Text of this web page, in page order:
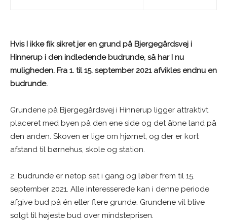
Hvis I ikke fik sikret jer en grund på Bjergegårdsvej i
Hinnerup i den indledende budrunde, så har I nu
muligheden. Fra 1. til 15. september 2021 afvikles endnu en
budrunde.
Grundene på Bjergegårdsvej i Hinnerup ligger attraktivt
placeret med byen på den ene side og det åbne land på
den anden. Skoven er lige om hjørnet, og der er kort
afstand til børnehus, skole og station.
2. budrunde er netop sat i gang og løber frem til 15.
september 2021. Alle interesserede kan i denne periode
afgive bud på én eller flere grunde. Grundene vil blive
solgt til højeste bud over mindsteprisen.